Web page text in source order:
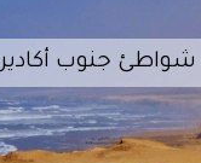
شواطئ جنوب أكادير